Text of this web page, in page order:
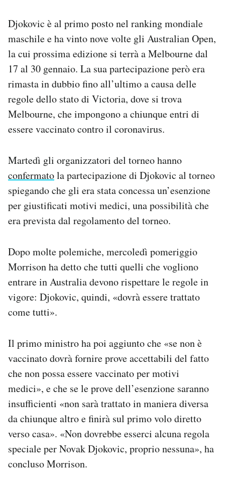
Djokovic è al primo posto nel ranking mondiale
maschile e ha vinto nove volte gli Australian Open,
la cui prossima edizione si terrà a Melbourne dal
17 al 30 gennaio. La sua partecipazione però era
rimasta in dubbio fino all’ultimo a causa delle
regole dello stato di Victoria, dove si trova
Melbourne, che impongono a chiunque entri di
essere vaccinato contro il coronavirus.
Martedì gli organizzatori del torneo hanno
confermatola partecipazione di Djokovic al torneo
spiegando che gli era stata concessa un’esenzione
per giustificati motivi medici, una possibilità che
era prevista dal regolamento del torneo.
Dopo molte polemiche, mercoledì pomeriggio
Morrison ha detto che tutti quelli che vogliono
entrare in Australia devono rispettare le regole in
vigore: Djokovic, quindi, «dovrà essere trattato
come tutti».
Il primo ministro ha poi aggiunto che «se non è
vaccinato dovrà fornire prove accettabili del fatto
che non possa essere vaccinato per motivi
medici», e che se le prove dell’esenzione saranno
insufficienti «non sarà trattato in maniera diversa
da chiunque altro e finirà sul primo volo diretto
verso casa». «Non dovrebbe esserci alcuna regola
speciale per Novak Djokovic, proprio nessuna», ha
concluso Morrison.